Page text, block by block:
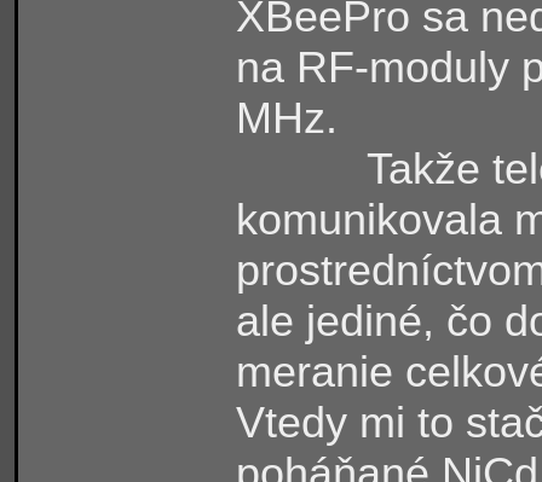
XBeePro sa
na RF-moduly
MHz.
Takže
komunikovala
ale jediné, čo
meranie
Vtedy mi to